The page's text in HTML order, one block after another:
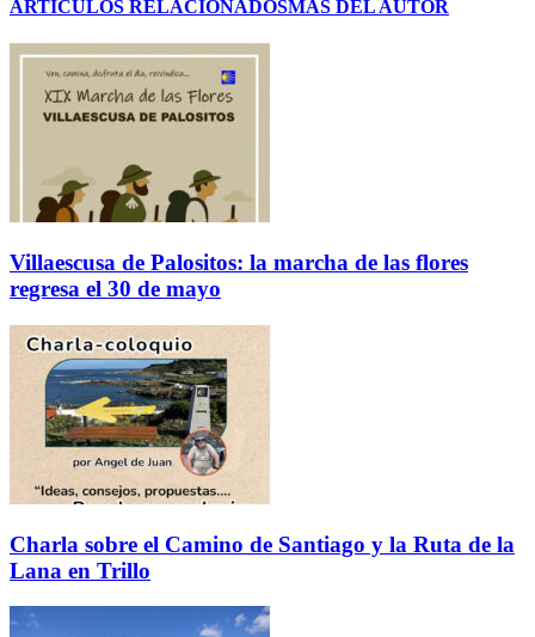
ARTÍCULOS RELACIONADOSMÁS DEL AUTOR
Villaescusa de Palositos: la marcha de las flores
regresa el 30 de mayo
Charla sobre el Camino de Santiago y la Ruta de la
Lana en Trillo